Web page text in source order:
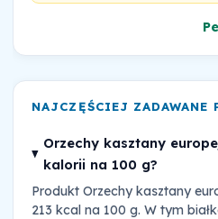
NAJCZĘŚCIEJ ZADAWANE
Orzechy kasztany
kalorii na 100 g?
Produkt Orzechy kasztany
213 kcal na 100 g. W tym